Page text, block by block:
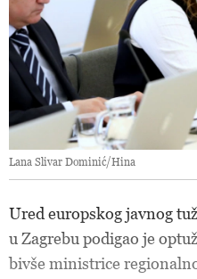
Lana Slivar Dominić/Hina
Ured europskog javnog
u Zagrebu podigao je
bivše ministrice